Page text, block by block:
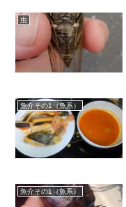
虫
魚介その1（魚系）
魚介その1（魚系）